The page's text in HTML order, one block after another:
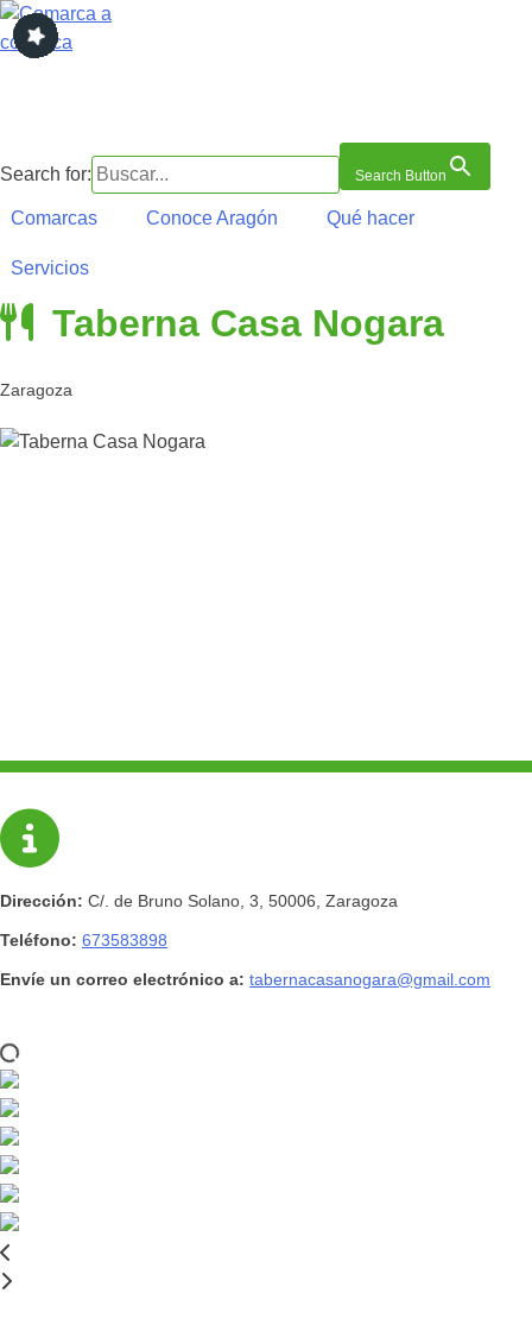
Saltar
al
Search for: Search Button
Comarcas Conoce Aragón Qué hacer
Servicios
Taberna Casa Nogara
Zaragoza
Dirección C/. de Bruno Solano, 3, 50006, Zaragoza
Teléfono 673583898
Envíe un correo electrónico a tabernacasanogara@gmail.com